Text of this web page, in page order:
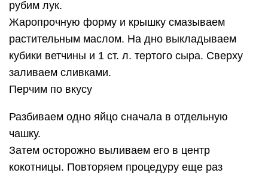
рубим лук.
Жаропрочную форму и крышку смазываем
растительным маслом. На дно выкладываем
кубики ветчины и 1 ст. л. тертого сыра. Сверху
заливаем сливками.
Перчим по вкусу
Разбиваем одно яйцо сначала в отдельную
чашку.
Затем осторожно выливаем его в центр
кокотницы. Повторяем процедуру еще раз